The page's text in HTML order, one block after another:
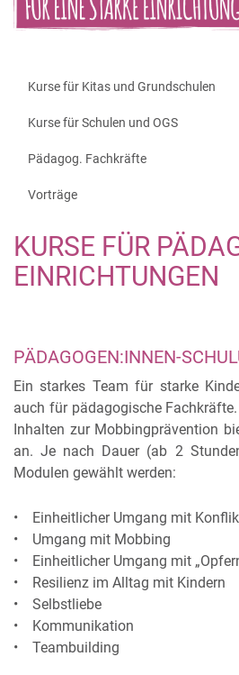
Kurse für Kitas und Grundschulen
Kurse für Schulen und OGS
Pädagog. Fachkräfte
Vorträge
KURSE FÜR
EINRICHTUNGEN
PÄDAGOGEN:INNEN-
Ein starkes Team für starke
auch für pädagogische
Inhalten zur Mobbingprävention
an. Je nach Dauer (ab 2
Modulen gewählt werden:
• Einheitlicher Umgang mit
• Umgang mit Mobbing
• Einheitlicher Umgang mit
• Resilienz im Alltag mit Kindern
• Selbstliebe
• Kommunikation
• Teambuilding